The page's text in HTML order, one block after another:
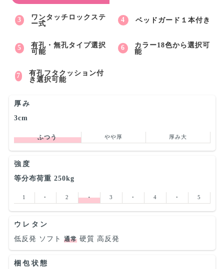
ワンタッチロックステ
ー式
ベッドガード１本付き
有孔・無孔タイプ選択
可能
カラー18色から選択可
能
有孔フタクッション付
き選択可能
厚み
3cm
ふつう やや厚 厚み大
強度
等分布荷重 250kg
1 ･ 2 ･ 3 ･ 4 ･ 5
ウレタン
低反発 ソフト 通常 硬質 高反発
梱包状態